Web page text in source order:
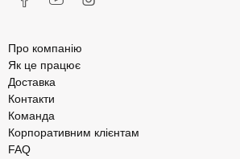
Про компанію
Як це працює
Доставка
Контакти
Команда
Корпоративним клієнтам
FAQ